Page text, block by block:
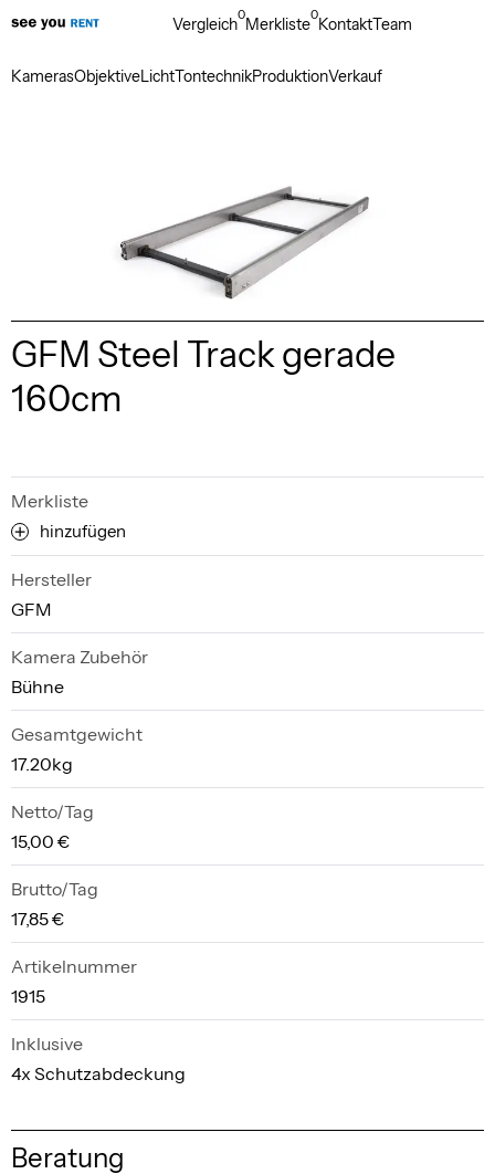
KamerasObjektiveLichtTontechnikProduktionVerkauf
Vergleich0Merkliste0KontaktTeam
GFM Steel Track gerade
160cm
Merkliste
hinzufügen
Hersteller
GFM
Kamera Zubehör
Bühne
Gesamtgewicht
17.20kg
Netto/Tag
15,00 €
Brutto/Tag
17,85 €
Artikelnummer
1915
Inklusive
4x Schutzabdeckung
Beratung